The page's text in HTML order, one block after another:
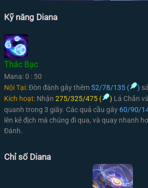
Kỹ năng Diana
Thác Bạc
Mana: 0 : 50
Nội Tại:Đòn đánh gây thêm 52/78/135 ( )
Kích hoạt: Nhận 275/325/475 ( ) Lá Chắn
quanh trong 3 giây. Các quả cầu gây 60/90/
lên kẻ địch mà chúng đi qua, và quay nhanh
Đánh.
Chỉ số Diana